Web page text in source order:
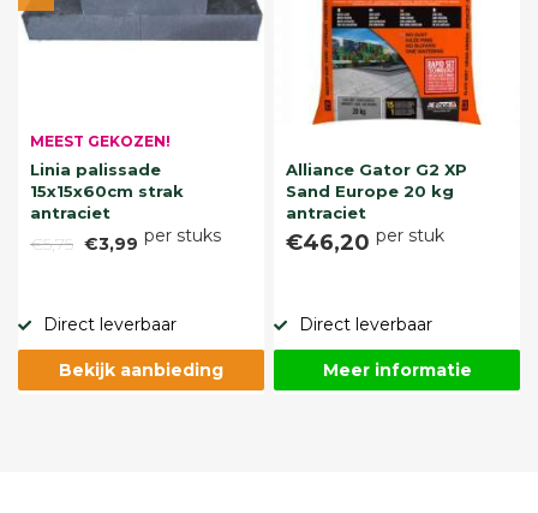
MEEST GEKOZEN!
Linia palissade
15x15x60cm strak
antraciet
€5,75 €3,99 per stuks
Direct leverbaar
Bekijk aanbieding
Alliance Gator G2 XP
Sand Europe 20 kg
antraciet
€46,20 per stuk
Direct leverbaar
Meer informatie